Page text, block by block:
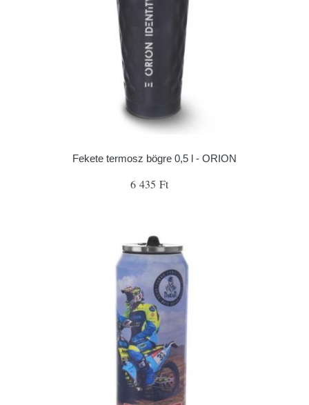
Fekete termosz bögre 0,5 l - ORION
6 435 Ft